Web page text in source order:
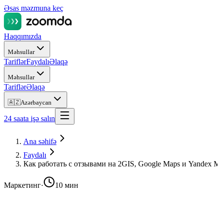
Əsas məzmuna keç
Haqqımızda
Məhsullar
TariflərFaydalıƏlaqə
Məhsullar
TariflərƏlaqə
🇦🇿Azərbaycan
24 saata işə salın
Ana səhifə
Faydalı
Как работать с отзывами на 2GIS, Google Maps и Yandex
Маркетинг· 10 мин